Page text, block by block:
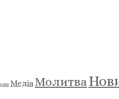
МедіаМолитва